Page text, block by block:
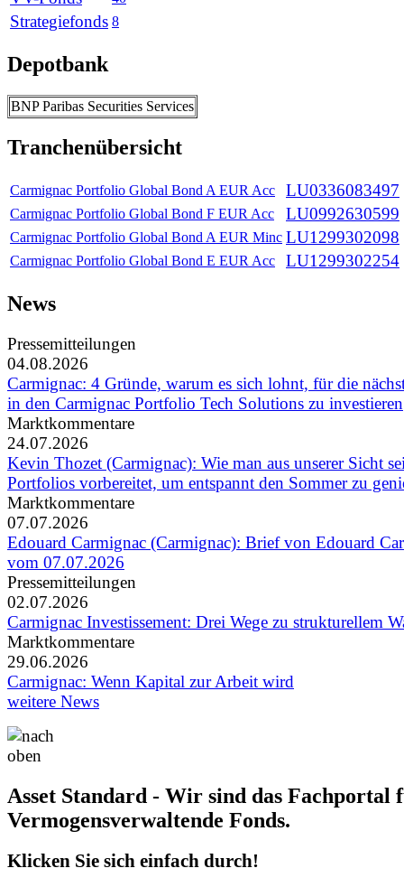
Strategiefonds 8
Depotbank
BNP Paribas Securities Services
Tranchenübersicht
Carmignac Portfolio Global Bond A EUR Acc LU0336083497
Carmignac Portfolio Global Bond F EUR Acc LU0992630599
Carmignac Portfolio Global Bond A EUR Minc LU1299302098
Carmignac Portfolio Global Bond E EUR Acc LU1299302254
News
Pressemitteilungen
04.08.2026
Carmignac: 4 Gründe, warum es sich lohnt, für die
in den Carmignac Portfolio Tech Solutions zu investieren
Marktkommentare
24.07.2026
Kevin Thozet (Carmignac): Wie man aus unserer Sicht
Portfolios vorbereitet, um entspannt den Sommer zu
Marktkommentare
07.07.2026
Edouard Carmignac (Carmignac): Brief von Edouard
vom 07.07.2026
Pressemitteilungen
02.07.2026
Carmignac Investissement: Drei Wege zu strukturellem
Marktkommentare
29.06.2026
Carmignac: Wenn Kapital zur Arbeit wird
weitere News
Asset Standard - Wir sind das Fachportal
Vermogensverwaltende Fonds.
Klicken Sie sich einfach durch!